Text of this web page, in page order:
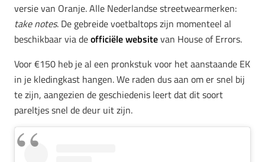
versie van Oranje. Alle Nederlandse streetwearmerken:
take notes. De gebreide voetbaltops zijn momenteel al
beschikbaar via deofficiële websitevan House of Errors.
Voor €150 heb je al een pronkstuk voor het aanstaande EK
in je kledingkast hangen. We raden dus aan om er snel bij
te zijn, aangezien de geschiedenis leert dat dit soort
pareltjes snel de deur uit zijn.